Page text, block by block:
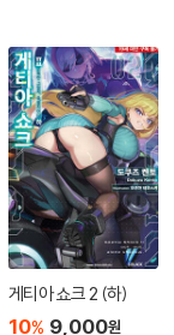
게티아 쇼크 2 (하)
10% 9,000원